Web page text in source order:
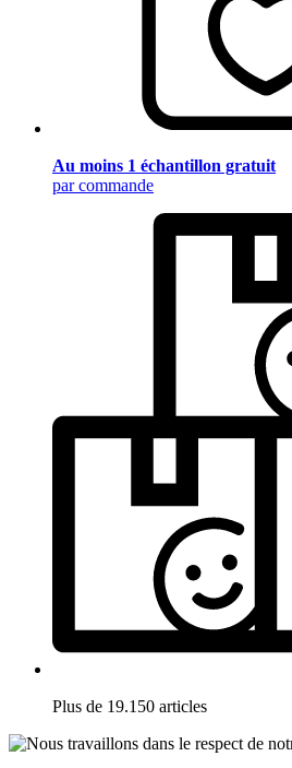
Au moins 1 échantillon gratuit
par commande
Plus de 19.150 articles